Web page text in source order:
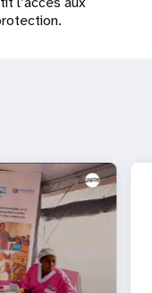
𝗱𝗲 𝗞𝗮𝘀𝗲𝗻𝗴𝗮